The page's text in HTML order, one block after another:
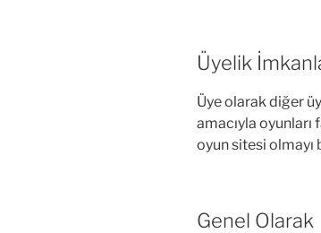
Üyelik
Üye olarak diğer
amacıyla
oyun sitesi
Genel Olarak